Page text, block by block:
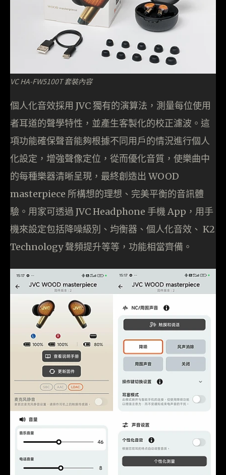
VC HA-FW5100T 套裝內容
個人化音效採用 JVC 獨有的演算法，測量每位使用
者耳道的聲學特性，並產生客製化的校正濾波。這
項功能確保聲音能夠根據不同用戶的情況進行個人
化設定，增強聲像定位，從而優化音質，使樂曲中
的每種樂器清晰呈現，最終創造出 WOOD
masterpiece 所構想的理想、完美平衡的音訊體
驗。用家可透過 JVC Headphone 手機 App，用手
機來設定包括降噪級別、均衡器、個人化音效、 K2
Technology 聲頻提升等等，功能相當齊備。